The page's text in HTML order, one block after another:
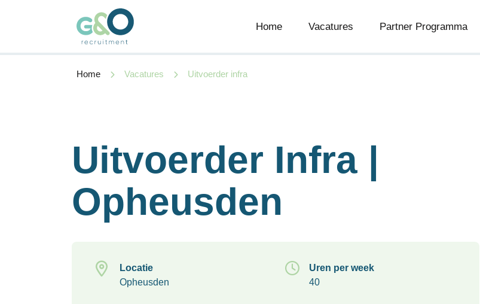
Home Vacatures Partner Programma
Home Vacatures Uitvoerder infra
Uitvoerder Infra |
Opheusden
Locatie
Opheusden
Uren per week
40